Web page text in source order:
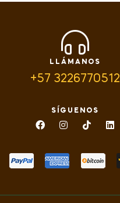
LLÁMANOS
+57 3226770512
SÍGUENOS